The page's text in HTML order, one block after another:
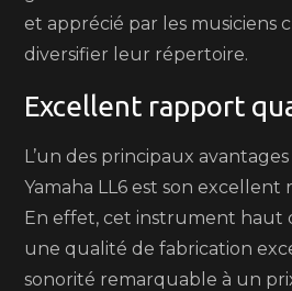
et apprécié par les musiciens
diversifier leur répertoire.
Excellent rapport
L’un des principaux
Yamaha LL6 est son
En effet, cet instrument haut
une qualité de fabrication
sonorité remarquable à un